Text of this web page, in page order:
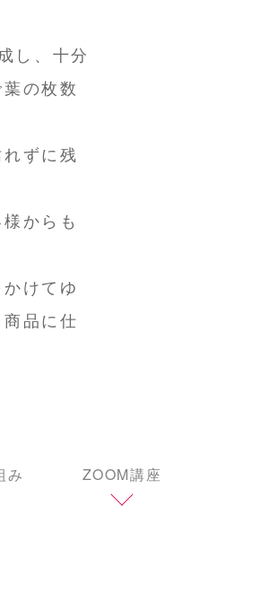
し、十分
の枚数
ずに残
からも
けてゆ
品に仕
み ZOOM講座